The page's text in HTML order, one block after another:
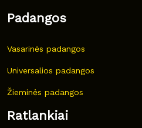
Padangos
Vasarinės padangos
Universalios padangos
Žieminės padangos
Ratlankiai